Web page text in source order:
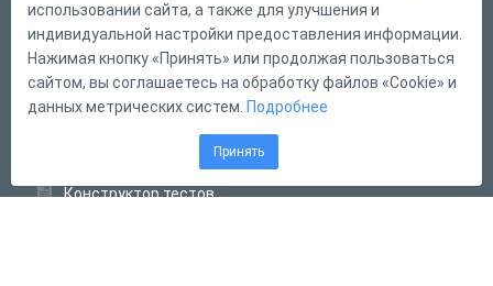
Русский
Справка
Форма обратной связи
Конструктор тестов
использовании сайта, а также для улучшения и
индивидуальной настройки предоставления информации.
Нажимая кнопку «Принять» или продолжая пользоваться
сайтом, вы соглашаетесь на обработку файлов «Cookie» и
данных метрических систем. Подробнее
Принять